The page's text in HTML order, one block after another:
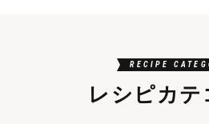
RECIPE
レシピカテ